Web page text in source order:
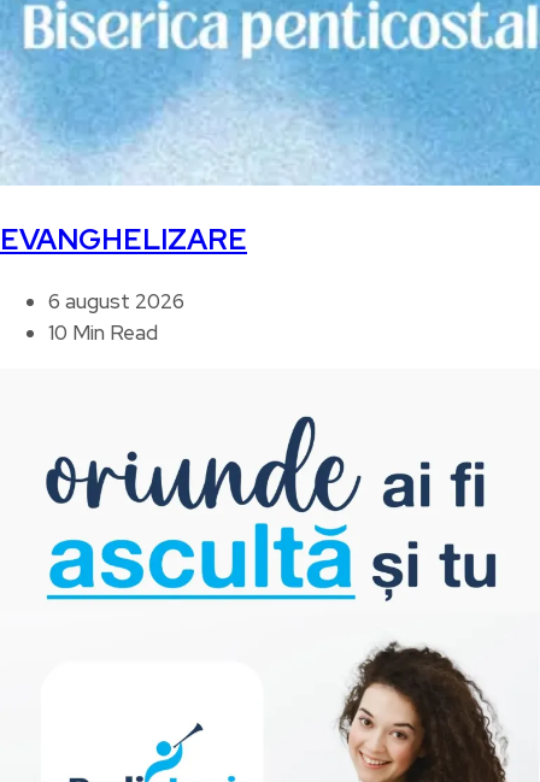
EVANGHELIZARE
6 august 2026
10 Min Read